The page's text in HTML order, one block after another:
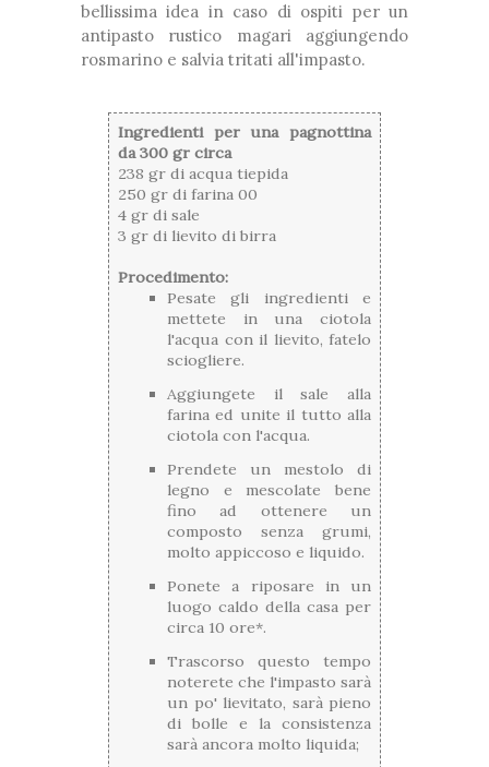
bellissima idea in caso di ospiti per un
antipasto rustico magari aggiungendo
rosmarino e salvia tritati all'impasto.
Ingredienti per una pagnottina
da 300 gr circa
238 gr di acqua tiepida
250 gr di farina 00
4 gr di sale
3 gr di lievito di birra
Procedimento:
Pesate gli ingredienti e
mettete in una ciotola
l'acqua con il lievito, fatelo
sciogliere.
Aggiungete il sale alla
farina ed unite il tutto alla
ciotola con l'acqua.
Prendete un mestolo di
legno e mescolate bene
fino ad ottenere un
composto senza grumi,
molto appiccoso e liquido.
Ponete a riposare in un
luogo caldo della casa per
circa 10 ore*.
Trascorso questo tempo
noterete che l'impasto sarà
un po' lievitato, sarà pieno
di bolle e la consistenza
sarà ancora molto liquida;